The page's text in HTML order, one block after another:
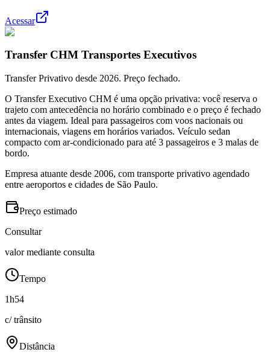
Acessar
Transfer CHM Transportes Executivos
Transfer Privativo desde 2026. Preço fechado.
O Transfer Executivo CHM é uma opção privativa: você reserva o
trajeto com antecedência no horário combinado e o preço é fechado
antes da viagem. Ideal para passageiros com voos nacionais ou
internacionais, viagens em horários variados. Veículo sedan
compacto com ar-condicionado para até 3 passageiros e 3 malas de
bordo.
Empresa atuante desde 2006, com transporte privativo agendado
entre aeroportos e cidades de São Paulo.
Preço estimado
Consultar
valor mediante consulta
Tempo
1h54
c/ trânsito
Distância